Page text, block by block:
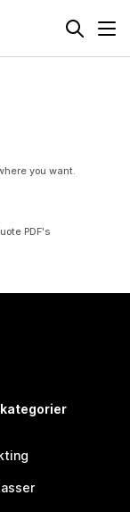
you want.
PDF's